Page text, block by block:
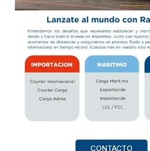
CONTACTO